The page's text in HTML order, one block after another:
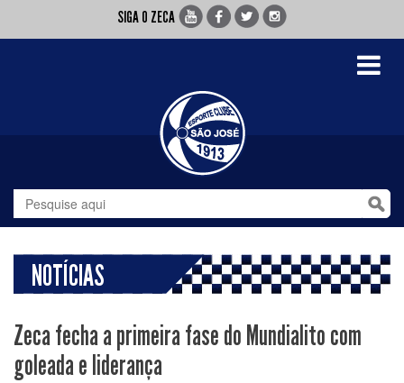
SIGA O ZECA
Toggle
NOTÍCIAS
Zeca fecha a primeira fase do Mundialito com
goleada e liderança